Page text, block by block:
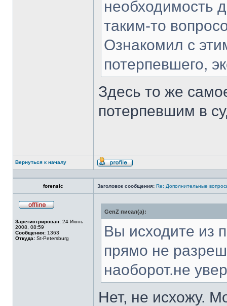
необходимость
таким-то
Ознакомил с
потерпевшего,
Здесь то же
потерпевшим в
Вернуться к началу
Профиль
forensic Заголовок сообщения: Re: Дополнительные
сети
Зарегистрирован: 24 Июнь
2008, 08:59
Сообщения: 1363
Откуда: St-Petersburg
GenZ писал(а):
Вы исходите из
прямо не
наоборот.не
Нет, не исхожу.